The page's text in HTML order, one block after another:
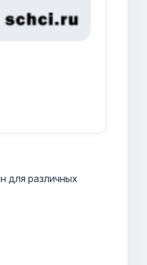
для различных